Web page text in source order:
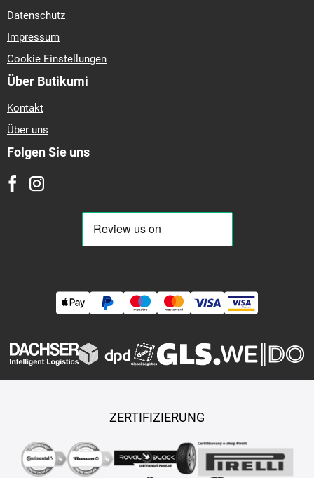
Datenschutz
Impressum
Cookie Einstellungen
Über Butikumi
Kontakt
Über uns
Folgen Sie uns
ZERTIFIZIERUNG